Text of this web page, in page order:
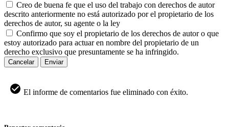
Creo de buena fe que el uso del trabajo con derechos de autor
descrito anteriormente no está autorizado por el propietario de los
derechos de autor, su agente o la ley
Confirmo que soy el propietario de los derechos de autor o que
estoy autorizado para actuar en nombre del propietario de un
derecho exclusivo que presuntamente se ha infringido.
Cancelar Enviar
El informe de comentarios fue eliminado con éxito.